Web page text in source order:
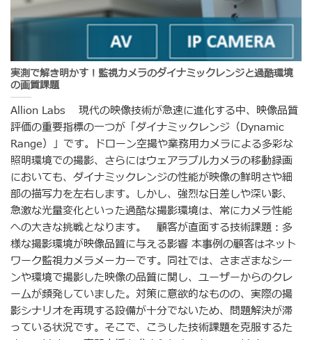
実測で解き明かす！監視カメラのダイナミックレンジと過酷環境
の画質課題
Allion Labs 現代の映像技術が急速に進化する中、映像品質
評価の重要指標の一つが「ダイナミックレンジ（Dynamic
Range）」です。ドローン空撮や業務用カメラによる多彩な
照明環境での撮影、さらにはウェアラブルカメラの移動録画
においても、ダイナミックレンジの性能が映像の鮮明さや細
部の描写力を左右します。しかし、強烈な日差しや深い影、
急激な光量変化といった過酷な撮影環境は、常にカメラ性能
への大きな挑戦となります。 顧客が直面する技術課題：多
様な撮影環境が映像品質に与える影響 本事例の顧客はネット
ワーク監視カメラメーカーです。同社では、さまざまなシー
ンや環境で撮影した映像の品質に関し、ユーザーからのクレ
ームが頻発していました。対策に意欲的なものの、実際の撮
影シナリオを再現する設備が十分でないため、問題解決が滞
っている状況です。そこで、こうした技術課題を克服するた